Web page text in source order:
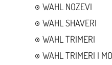
WAHL NOZEVI
WAHL SHAVERI
WAHL TRIMERI
WAHL TRIMERI I